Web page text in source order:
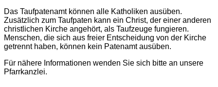
Das Taufpatenamt können alle Katholiken ausüben.
Zusätzlich zum Taufpaten kann ein Christ, der einer anderen
christlichen Kirche angehört, als Taufzeuge fungieren.
Menschen, die sich aus freier Entscheidung von der Kirche
getrennt haben, können kein Patenamt ausüben.
Für nähere Informationen wenden Sie sich bitte an unsere
Pfarrkanzlei.